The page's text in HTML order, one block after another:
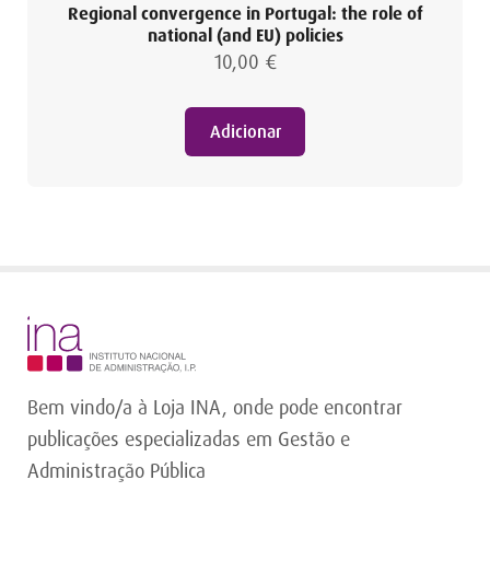
Regional convergence in Portugal: the role of
national (and EU) policies
10,00 €
Adicionar
Bem vindo/a à Loja INA, onde pode encontrar
publicações especializadas em Gestão e
Administração Pública